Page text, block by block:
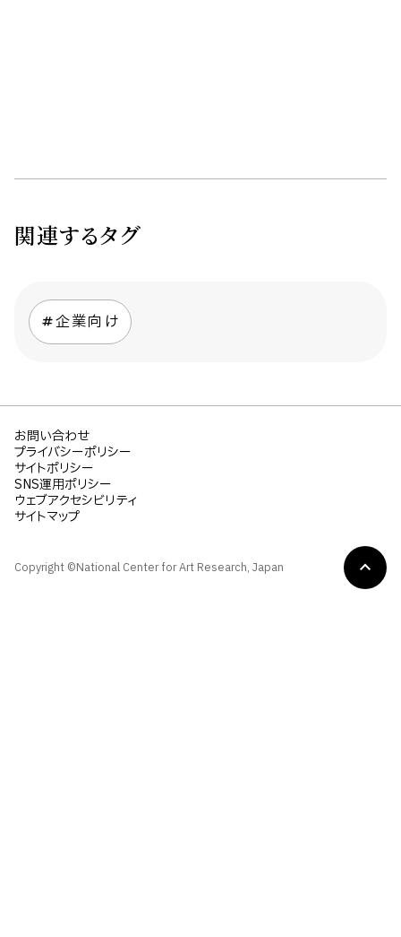
関連するタグ
企業向け
Copyright ©National Center for Art Research, Japan
お問い合わせ
プライバシーポリシー
サイトポリシー
SNS運用ポリシー
ウェブアクセシビリティ
サイトマップ